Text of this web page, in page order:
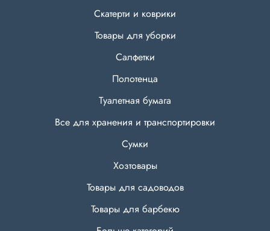
Скатерти и коврики
Товары для уборки
Салфетки
Полотенца
Туалетная бумага
Все для хранения и транспортировки
Сумки
Хозтовары
Товары для садоводов
Товары для барбекю